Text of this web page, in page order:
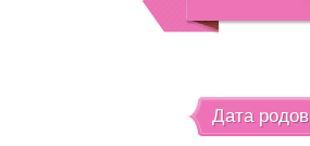
Дата родов